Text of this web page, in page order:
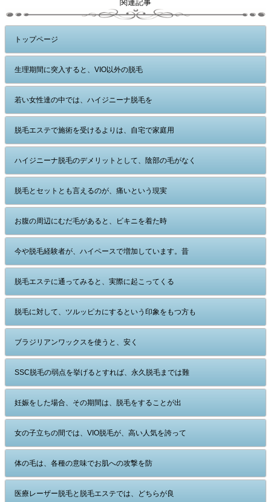
関連記事
トップページ
生理期間に突入すると、VIO以外の脱毛
若い女性達の中では、ハイジニーナ脱毛を
脱毛エステで施術を受けるよりは、自宅で家庭用
ハイジニーナ脱毛のデメリットとして、陰部の毛がなく
脱毛とセットとも言えるのが、痛いという現実
お腹の周辺にむだ毛があると、ビキニを着た時
今や脱毛経験者が、ハイペースで増加しています。昔
脱毛エステに通ってみると、実際に起こってくる
脱毛に対して、ツルッピカにするという印象をもつ方も
ブラジリアンワックスを使うと、安く
SSC脱毛の弱点を挙げるとすれば、永久脱毛までは難
妊娠をした場合、その期間は、脱毛をすることが出
女の子立ちの間では、VIO脱毛が、高い人気を誇って
体の毛は、各種の意味でお肌への攻撃を防
医療レーザー脱毛と脱毛エステでは、どちらが良